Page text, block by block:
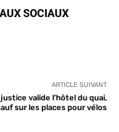
SOCIAUX
ARTICLE SUIVANT
valide l’hôtel du quai,
sur les places pour vélos